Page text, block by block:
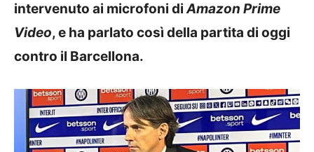
intervenuto ai microfoni diAmazon Prime
Video, e ha parlato così della partita di oggi
contro il Barcellona.